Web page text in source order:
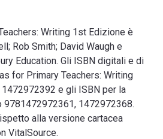
Writing 1st Edizione è
Rob Smith; David Waugh e
Education. Gli ISBN digitali e di
for Primary Teachers: Writing
e gli ISBN per la
9781472972361, 1472972368.
alla versione cartacea
VitalSource.